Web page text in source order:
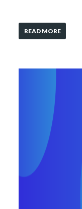
READ MORE